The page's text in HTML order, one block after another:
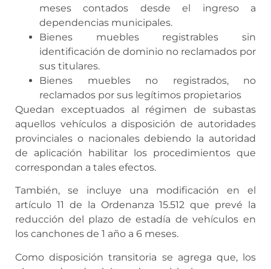
meses contados desde el ingreso a
dependencias municipales.
Bienes muebles registrables sin
identificación de dominio no reclamados por
sus titulares.
Bienes muebles no registrados, no
reclamados por sus legítimos propietarios
Quedan exceptuados al régimen de subastas
aquellos vehículos a disposición de autoridades
provinciales o nacionales debiendo la autoridad
de aplicación habilitar los procedimientos que
correspondan a tales efectos.
También, se incluye una modificación en el
artículo 11 de la Ordenanza 15.512 que prevé la
reducción del plazo de estadía de vehículos en
los canchones de 1 año a 6 meses.
Como disposición transitoria se agrega que, los